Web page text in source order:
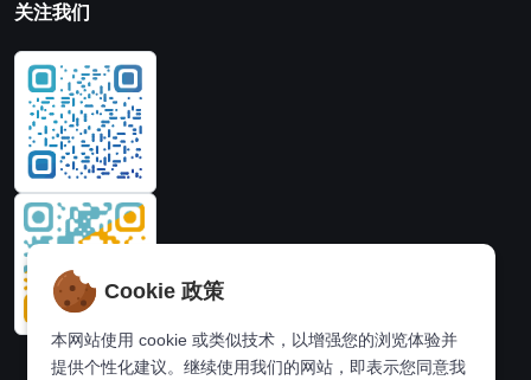
关注我们
Cookie 政策
本网站使用 cookie 或类似技术，以增强您的浏览体验并
提供个性化建议。继续使用我们的网站，即表示您同意我